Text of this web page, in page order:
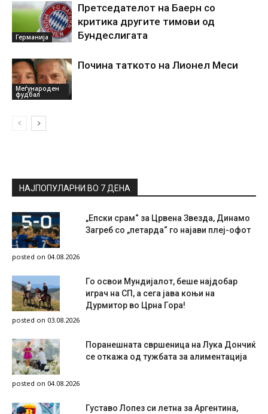
Германија
Претседателот на Баерн со
критика другите тимови од
Бундеслигата
Меѓународен
фудбал
Почина таткото на Лионел Меси
НАЈПОПУЛАРНИ ВО 7 ДЕНА
„Епски срам“ за Црвена Звезда, Динамо
Загреб со „петарда“ го најави плеј-офот
posted on 04.08.2026
Го освои Мундијалот, беше најдобар
играч на СП, а сега јава коњи на
Дурмитор во Црна Гора!
posted on 03.08.2026
Поранешната свршеница на Лука Дончиќ
се откажа од тужбата за алиментација
posted on 04.08.2026
Густаво Лопез си летна за Аргентина,